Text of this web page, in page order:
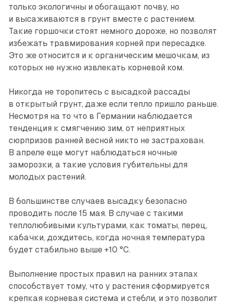
только экологичны и обогащают поч­ву, но
и высаживаются в грунт вместе с растением.
Такие горшочки стоят немного дороже, но позволят
избежать травмирования корней при пересадке.
Это же относится и к органическим мешочкам, из
которых не нужно извлекать корневой ком.
Никогда не торопитесь с высадкой рассады
в открытый грунт, даже если тепло пришло раньше.
Несмотря на то что в Германии наблюдается
тенденция к смягчению зим, от неприятных
сюрпризов ранней весной никто не застрахован.
В апреле еще могут наблюдаться ночные
заморозки, а такие условия губительны для
молодых растений.
В большинстве случаев высадку безопасно
проводить после 15 мая. В случае с такими
теплолюбивыми культурами, как томаты, перец,
кабачки, дождитесь, когда ночная температура
будет стабильно выше +10 °С.
Выполнение простых правил на ранних этапах
способствует тому, что у растения сформируется
крепкая корневая система и стебли, и это позволит